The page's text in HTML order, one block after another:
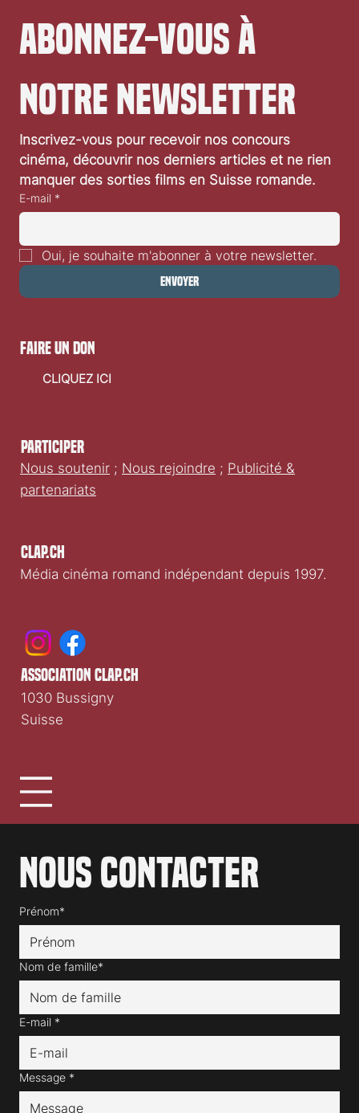
Abonnez-vous à
notre newsletter
Inscrivez-vous pour recevoir nos concours
cinéma, découvrir nos derniers articles et ne rien
manquer des sorties films en Suisse romande.
E-mail *
Oui, je souhaite m'abonner à votre newsletter.
Envoyer
Clap.ch
Média cinéma romand indépendant depuis 1997.
Participer
Nous soutenir ; Nous rejoindre ; Publicité &
partenariats
Nous contacter
Prénom*
Nom de famille*
E-mail *
Message *
faire un don
CLIQUEZ ICI
association clap.ch
1030 Bussigny
Suisse